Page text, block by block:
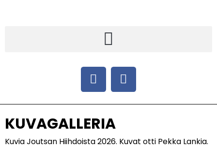
KUVAGALLERIA
Kuvia Joutsan Hiihdoista 2026. Kuvat otti Pekka Lankia.